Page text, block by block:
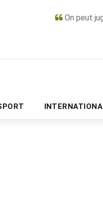
On peut
PUBLICITÉ